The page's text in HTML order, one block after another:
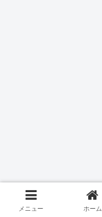
メニュー ホーム